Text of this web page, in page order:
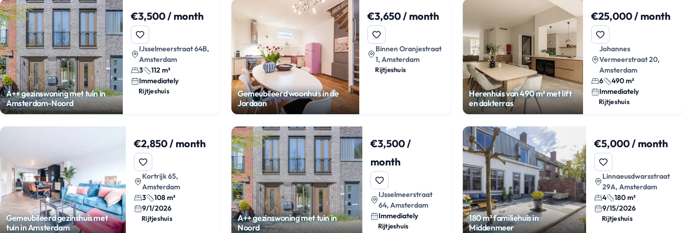
A++ gezinswoning met tuin in
Amsterdam-Noord
€3,500 / month
IJsselmeerstraat 64B,
Amsterdam
3
112 m²
Immediately
Rijtjeshuis
Gemeubileerd woonhuis in de
Jordaan
€3,650 / month
Binnen Oranjestraat
1, Amsterdam
Rijtjeshuis
Herenhuis van 490 m² met lift
en dakterras
€25,000 / month
Johannes
Vermeerstraat 20,
Amsterdam
6
490 m²
Immediately
Rijtjeshuis
Gemeubileerd gezinshuis met
tuin in Amsterdam
€2,850 / month
Kortrijk 65,
Amsterdam
3
108 m²
9/1/2026
Rijtjeshuis
A++ gezinswoning met tuin in
Noord
€3,500 /
month
IJsselmeerstraat
64, Amsterdam
Immediately
Rijtjeshuis
180 m² familiehuis in
Middenmeer
€5,000 / month
Linnaeusdwarsstraat
29A, Amsterdam
4
180 m²
9/15/2026
Rijtjeshuis